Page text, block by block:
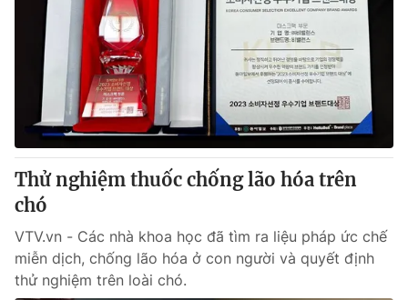
Thử nghiệm thuốc chống lão hóa trên
chó
VTV.vn - Các nhà khoa học đã tìm ra liệu pháp ức chế
miễn dịch, chống lão hóa ở con người và quyết định
thử nghiệm trên loài chó.